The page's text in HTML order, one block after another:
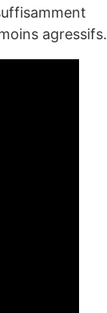
agressifs.